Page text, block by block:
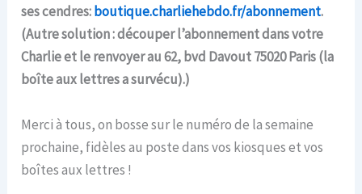
ses cendres:boutique.charliehebdo.fr/abonnement.
(Autre solution : découper l’abonnement dans votre
Charlie et le renvoyer au 62, bvd Davout 75020 Paris (la
boîte aux lettres a survécu).)
Merci à tous, on bosse sur le numéro de la semaine
prochaine, fidèles au poste dans vos kiosques et vos
boîtes aux lettres !